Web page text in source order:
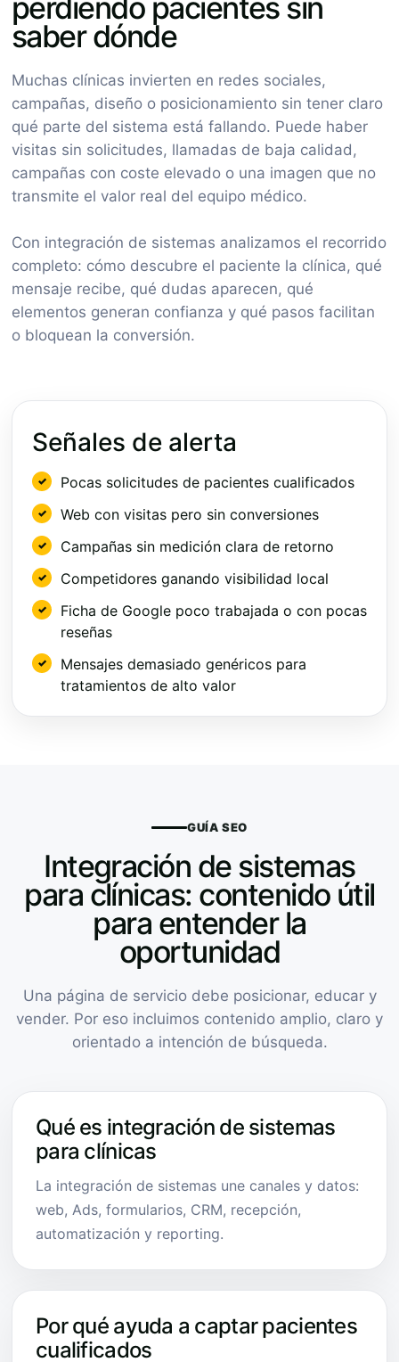
saber dónde
Muchas clínicas invierten en redes sociales,
campañas, diseño o posicionamiento sin tener claro
qué parte del sistema está fallando. Puede haber
visitas sin solicitudes, llamadas de baja calidad,
campañas con coste elevado o una imagen que no
transmite el valor real del equipo médico.
Con integración de sistemas analizamos el recorrido
completo: cómo descubre el paciente la clínica, qué
mensaje recibe, qué dudas aparecen, qué
elementos generan confianza y qué pasos facilitan
o bloquean la conversión.
Señales de alerta
Pocas solicitudes de pacientes cualificados
Web con visitas pero sin conversiones
Campañas sin medición clara de retorno
Competidores ganando visibilidad local
Ficha de Google poco trabajada o con pocas
reseñas
Mensajes demasiado genéricos para
tratamientos de alto valor
GUÍA SEO
Integración de sistemas
para clínicas: contenido útil
para entender la
oportunidad
Una página de servicio debe posicionar, educar y
vender. Por eso incluimos contenido amplio, claro y
orientado a intención de búsqueda.
Qué es integración de sistemas
para clínicas
La integración de sistemas une canales y datos:
web, Ads, formularios, CRM, recepción,
automatización y reporting.
Por qué ayuda a captar pacientes
cualificados